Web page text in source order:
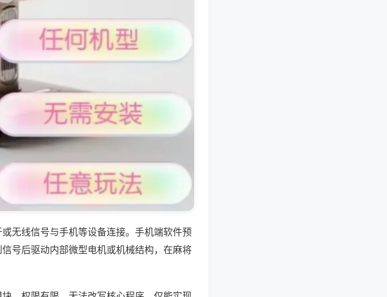
无线信号与手机等设备连接。手机端软件预
号后驱动内部微型电机或机械结构，在麻将